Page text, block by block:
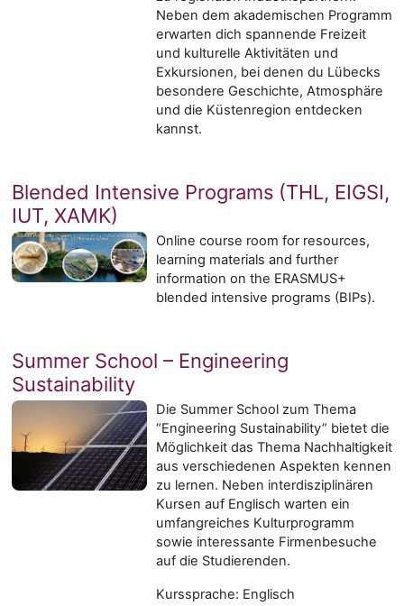
Neben dem akademischen Programm
erwarten dich spannende Freizeit
und kulturelle Aktivitäten und
Exkursionen, bei denen du Lübecks
besondere Geschichte, Atmosphäre
und die Küstenregion entdecken
kannst.
Blended Intensive Programs (THL, EIGSI,
IUT, XAMK)
Online course room for resources,
learning materials and further
information on the ERASMUS+
blended intensive programs (BIPs).
Summer School – Engineering
Sustainability
Die Summer School zum Thema
“Engineering Sustainability” bietet die
Möglichkeit das Thema Nachhaltigkeit
aus verschiedenen Aspekten kennen
zu lernen. Neben interdisziplinären
Kursen auf Englisch warten ein
umfangreiches Kulturprogramm
sowie interessante Firmenbesuche
auf die Studierenden.
Kurssprache: Englisch